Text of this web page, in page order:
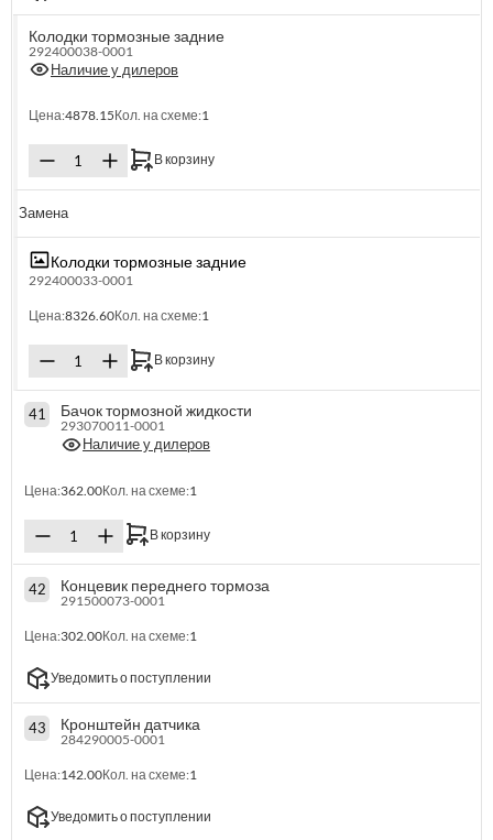
Колодки тормозные задние
292400038-0001
Наличие у дилеров
Цена:4878.15Кол. на схеме:1
В корзину
Замена
Колодки тормозные задние
292400033-0001
Цена:8326.60Кол. на схеме:1
В корзину
41 Бачок тормозной жидкости
293070011-0001
Наличие у дилеров
Цена:362.00Кол. на схеме:1
В корзину
42 Концевик переднего тормоза
291500073-0001
Цена:302.00Кол. на схеме:1
Уведомить о поступлении
43 Кронштейн датчика
284290005-0001
Цена:142.00Кол. на схеме:1
Уведомить о поступлении